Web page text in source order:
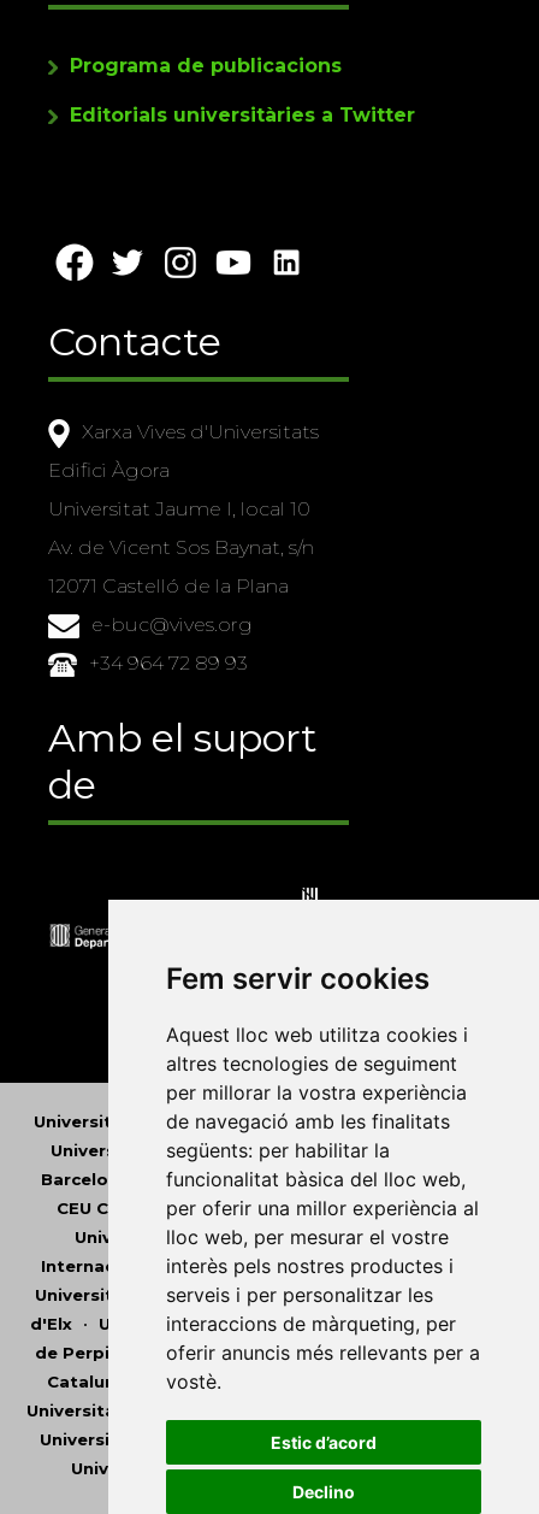
Fem servir cookies
Aquest lloc web utilitza cookies i
altres tecnologies de seguiment
per millorar la vostra experiència
de navegació amb les finalitats
següents: per habilitar la
funcionalitat bàsica del lloc web,
per oferir una millor experiència al
lloc web, per mesurar el vostre
interès pels nostres productes i
serveis i per personalitzar les
interaccions de màrqueting, per
oferir anuncis més rellevants per a
vostè.
Estic d’acord
Declino
Programa de publicacions
Editorials universitàries a Twitter
Contacte
Xarxa Vives d'Universitats
Edifici Àgora
Universitat Jaume I, local 10
Av. de Vicent Sos Baynat, s/n
12071 Castelló de la Plana
e-buc@vives.org
+34 964 72 89 93
Amb el suport
de
Universitat Abat Oliba CEU•Universitat d'Alacant
Universitat d'Andorra•Universitat Autònoma de
Barcelona
Universitat de Barcelona•Universitat
CEU Cardenal Herrera•Universitat de Girona •
Universitat de les Illes Balears• Universitat
Internacional de Catalunya•Universitat Jaume I
Universitat de Lleida• Universitat Miguel Hernández
d'Elx• Universitat Oberta de Catalunya•Universitat
de Perpinyà Via Domitia•Universitat Politècnica de
Catalunya
Universitat Politècnica de València
Universitat Pompeu Fabra
Universitat Rovira i Virgili
•Universitat de Sàsser
Universitat de València•Universitat de Vic -
Universitat Central de Catalunya